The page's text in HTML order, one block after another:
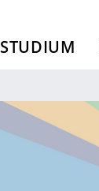
STUDIUM